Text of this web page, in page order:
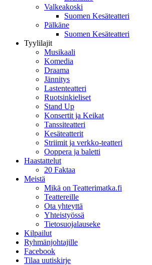
Valkeakoski
Suomen Kesäteatteri
Pälkäne
Suomen Kesäteatteri
Tyylilajit
Musikaali
Komedia
Draama
Jännitys
Lastenteatteri
Ruotsinkieliset
Stand Up
Konsertit ja Keikat
Tanssiteatteri
Kesäteatterit
Striimit ja verkko-teatteri
Ooppera ja baletti
Haastattelut
20 Faktaa
Meistä
Mikä on Teatterimatka.fi
Teattereille
Ota yhteyttä
Yhteistyössä
Tietosuojalauseke
Kilpailut
Ryhmänjohtajille
Facebook
Tilaa uutiskirje